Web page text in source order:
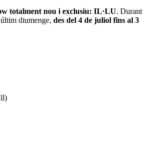
totalment nou i exclusiu: IL·LU. Durant
diumenge, des del 4 de juliol fins al 3